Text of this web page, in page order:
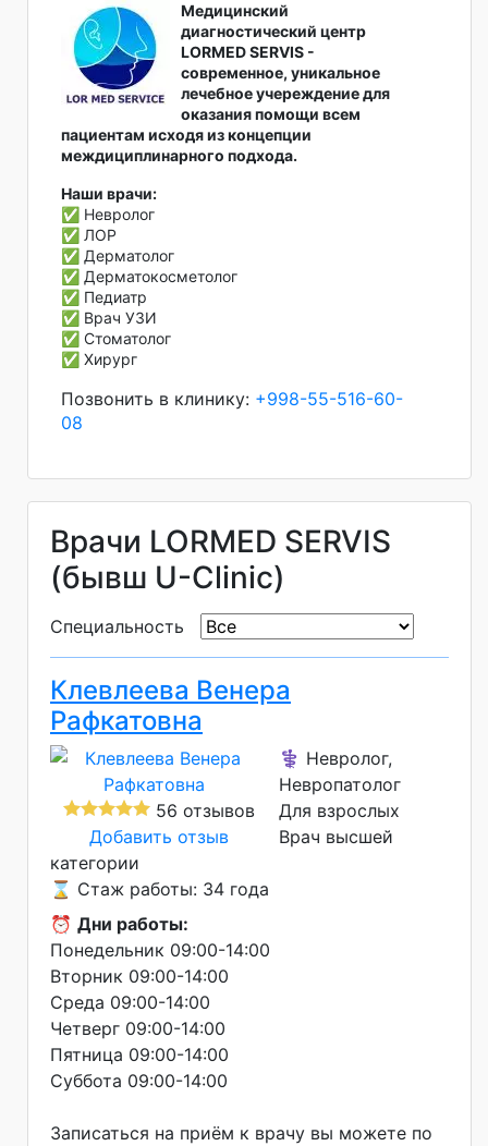
Медицинский
диагностический центр
LORMED SERVIS -
современное, уникальное
лечебное учереждение для
оказания помощи всем
пациентам исходя из концепции
междициплинарного подхода.
Наши врачи:
✅ Невролог
✅ ЛОР
✅ Дерматолог
✅ Дерматокосметолог
✅ Педиатр
✅ Врач УЗИ
✅ Стоматолог
✅ Хирург
Позвонить в клинику: +998-55-516-60-
08
Врачи LORMED SERVIS
(бывш U-Clinic)
Специальность
Клевлеева Венера
Рафкатовна
56 отзывов
Добавить отзыв
⚕️ Невролог,
Невропатолог
Для взрослых
Врач высшей
категории
⌛ Стаж работы: 34 года
⏰ Дни работы:
Понедельник 09:00-14:00
Вторник 09:00-14:00
Среда 09:00-14:00
Четверг 09:00-14:00
Пятница 09:00-14:00
Суббота 09:00-14:00
Записаться на приём к врачу вы можете по